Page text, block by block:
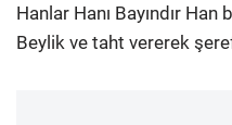
Hanlar Hanı Bayındır
Beylik ve taht vererek